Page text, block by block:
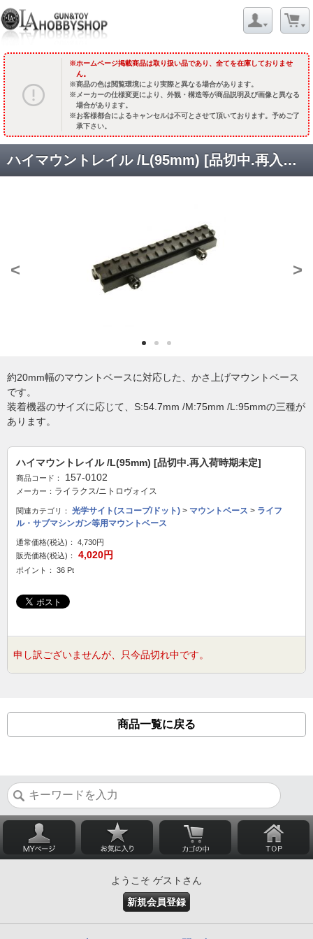
ホームページ掲載商品は取り扱い品であり、全てを在庫しておりませ
ん。
商品の色は閲覧環境により実際と異なる場合があります。
メーカーの仕様変更により、外観・構造等が商品説明及び画像と異なる
場合があります。
お客様都合によるキャンセルは不可とさせて頂いております。予めご了
承下さい。
ハイマウントレイル /L(95mm) [品切中.再入荷時期未定]
< >
約20mm幅のマウントベースに対応した、かさ上げマウントベース
です。
装着機器のサイズに応じて、S:54.7mm /M:75mm /L:95mmの三種が
あります。
ハイマウントレイル /L(95mm) [品切中.再入荷時期未定]
商品コード： 157-0102
メーカー： ライラクス/ニトロヴォイス
関連カテゴリ： 光学サイト(スコープ/ドット) > マウントベース > ライフ
ル・サブマシンガン等用マウントベース
通常価格(税込)：
4,730円
販売価格(税込)：
4,020円
ポイント： 36 Pt
申し訳ございませんが、只今品切れ中です。
商品一覧に戻る
ようこそ ゲストさん
新規会員登録